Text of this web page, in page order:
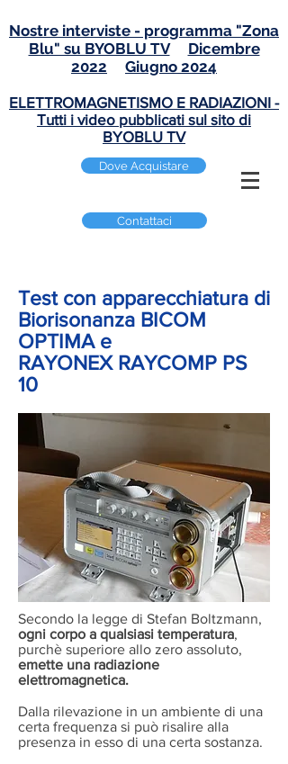
Nostre interviste - programma "Zona
Blu" su BYOBLU TV
Dicembre
2022
Giugno 2024
ELETTROMAGNETISMO E RADIAZIONI -
Tutti i video pubblicati sul sito di
BYOBLU TV
Dove Acquistare
Contattaci
Test con apparecchiatura di
Biorisonanza BICOM
OPTIMA e
RAYONEX RAYCOMP PS
10
Secondo la legge di Stefan Boltzmann,
ogni corpo a qualsiasi temperatura,
purchè superiore allo zero assoluto,
emette una radiazione
elettromagnetica.
Dalla rilevazione in un ambiente di una
certa frequenza si può risalire alla
presenza in esso di una certa sostanza.